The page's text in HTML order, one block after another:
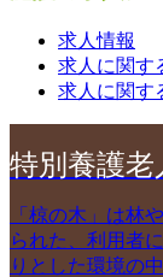
求人情報
求人に関す
求人に関す
特別養護
「椋の木」は林
られた、利用者
りとした環境の